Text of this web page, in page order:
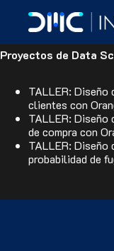
Introducción a Data
Proyectos de Data
TALLER: Diseño
clientes con
TALLER: Diseño
de compra con
TALLER: Diseño
probabilidad de